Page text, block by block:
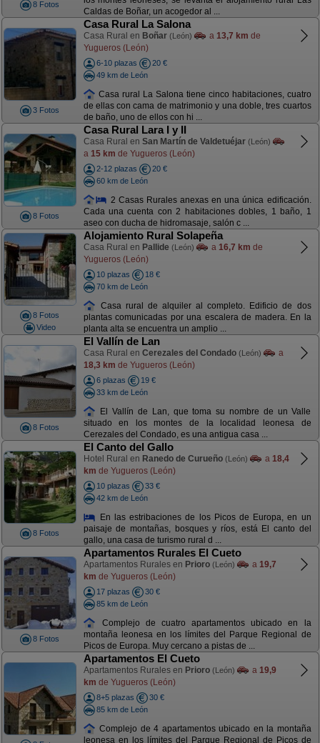
8 Fotos
Caldas de Boñar, un acogedor al ...
3 Fotos
Casa Rural La Salona
Casa Rural en Boñar (León) a 13,7 km de
Yugueros (León)
6-10 plazas
20 €
49 km de León
Casa rural La Salona tiene cinco habitaciones, cuatro
de ellas con cama de matrimonio y una doble, tres cuartos
de baño, uno de ellos con hi ...
8 Fotos
Casa Rural Lara I y II
Casa Rural en San Martín de Valdetuéjar (León)
a 15 km de Yugueros (León)
2-12 plazas
20 €
60 km de León
2 Casas Rurales anexas en una única edificación.
Cada una cuenta con 2 habitaciones dobles, 1 baño, 1
aseo con ducha de hidromasaje, salón c ...
8 Fotos
Video
Alojamiento Rural Solapeña
Casa Rural en Pallide (León) a 16,7 km de
Yugueros (León)
10 plazas
18 €
70 km de León
Casa rural de alquiler al completo. Edificio de dos
plantas comunicadas por una escalera de madera. En la
planta alta se encuentra un amplio ...
8 Fotos
El Vallín de Lan
Casa Rural en Cerezales del Condado (León)
a
18,3 km de Yugueros (León)
6 plazas
19 €
33 km de León
El Vallín de Lan, que toma su nombre de un Valle
situado en los montes de la localidad leonesa de
Cerezales del Condado, es una antigua casa ...
8 Fotos
El Canto del Gallo
Hotel Rural en Ranedo de Curueño (León) a 18,4
km de Yugueros (León)
10 plazas
33 €
42 km de León
En las estribaciones de los Picos de Europa, en un
paisaje de montañas, bosques y ríos, está El canto del
gallo, una casa de turismo rural d ...
8 Fotos
Apartamentos Rurales El Cueto
Apartamentos Rurales en Prioro (León) a 19,7
km de Yugueros (León)
17 plazas
30 €
85 km de León
Complejo de cuatro apartamentos ubicado en la
montaña leonesa en los límites del Parque Regional de
Picos de Europa. Muy cercano a pistas de ...
Apartamentos El Cueto
Apartamentos Rurales en Prioro (León) a 19,9
km de Yugueros (León)
8+5 plazas
30 €
85 km de León
Complejo de 4 apartamentos ubicado en la montaña
leonesa en los límites del Parque Regional de Picos de